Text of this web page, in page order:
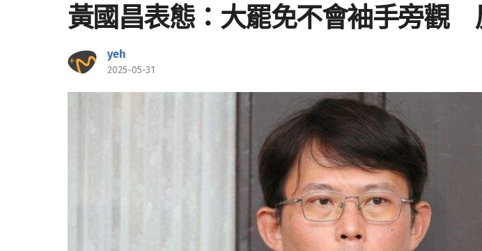
黃國昌表態：大罷免不會袖手旁觀
yeh
2025-05-31